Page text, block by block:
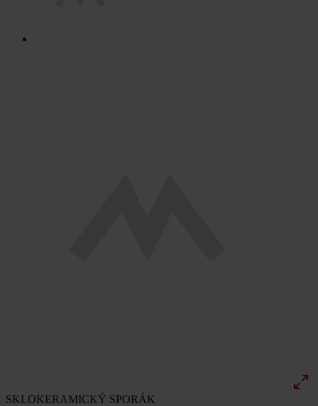
SKLOKERAMICKÝ SPORÁK